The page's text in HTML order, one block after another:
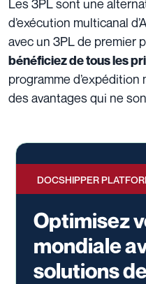
Les 3PL sont une
d’exécution multicanal
avec un 3PL de premier
bénéficiez de tous les
programme d’expédition
des avantages qui ne
DOCSHIPPER
Optimisez
mondiale
solutions